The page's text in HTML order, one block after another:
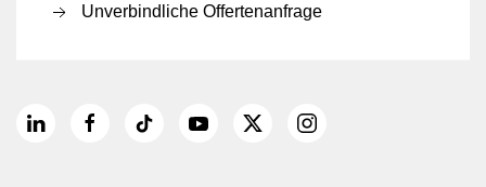
Unverbindliche Offertenanfrage